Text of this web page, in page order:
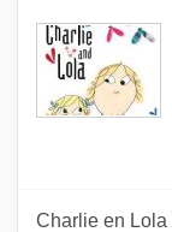
Charlie en Lola